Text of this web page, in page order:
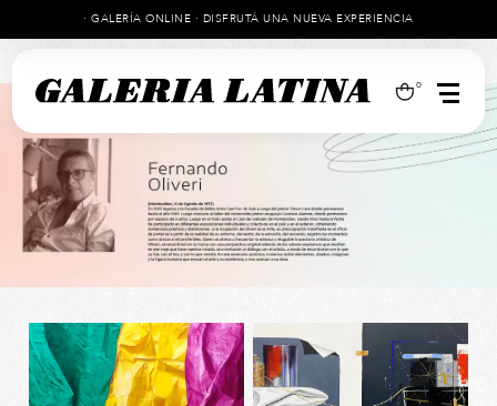
· GALERÍA ONLINE · DISFRUTÁ UNA NUEVA EXPERIENCIA
0